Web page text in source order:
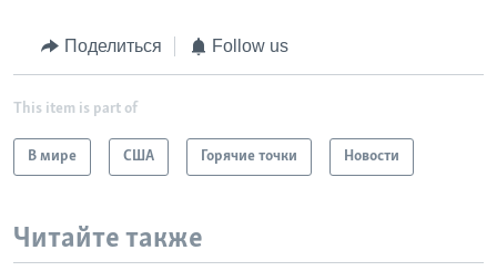
Поделиться Follow us
This item is part of
В мире США Горячие точки Новости
Читайте также